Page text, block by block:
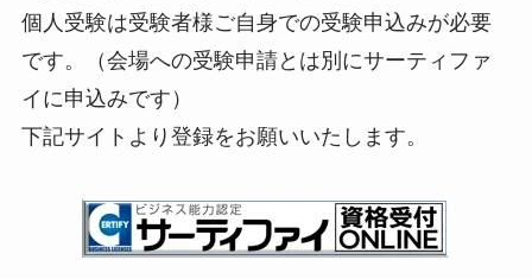
個人受験は受験者様ご自身での受験申込みが必要
です。（会場への受験申請とは別にサーティファ
イに申込みです）
下記サイトより登録をお願いいたします。